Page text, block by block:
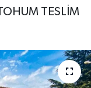
TESLİM